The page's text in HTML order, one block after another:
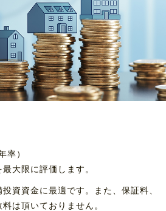
率）
大限に評価します。
資資金に最適です。また、保証料、
は頂いておりません。